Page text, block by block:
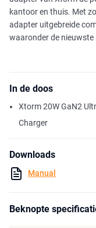
kantoor en thuis. Met
adapter uitgebreide
waaronder de
In de doos
Xtorm 20W GaN2
Charger
Downloads
Manual
Beknopte